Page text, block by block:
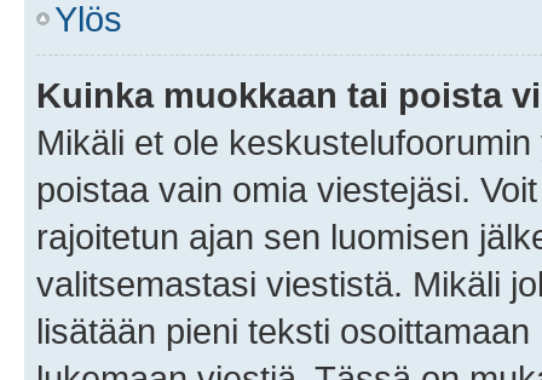
Ylös
Kuinka muokkaan tai poista
Mikäli et ole
poistaa vain omia viestejäsi.
rajoitetun ajan sen luomisen
valitsemastasi viestistä. Mikäli
lisätään pieni teksti